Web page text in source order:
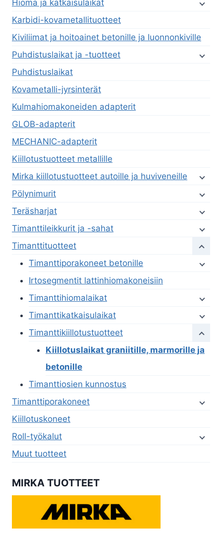
Hioma ja katkaisulaikat
Karbidi-kovametallituotteet
Kiviliimat ja hoitoainet betonille ja luonnonkiville
Puhdistuslaikat ja -tuotteet
Puhdistuslaikat
Kovametalli-jyrsinterät
Kulmahiomakoneiden adapterit
GLOB-adapterit
MECHANIC-adapterit
Kiillotustuotteet metallille
Mirka kiillotustuotteet autoille ja huviveneille
Pölynimurit
Teräsharjat
Timanttileikkurit ja -sahat
Timanttituotteet
Timanttiporakoneet betonille
Irtosegmentit lattinhiomakoneisiin
Timanttihiomalaikat
Timanttikatkaisulaikat
Timanttikiillotustuotteet
Kiillotuslaikat graniitille, marmorille ja
betonille
Timanttiosien kunnostus
Timanttiporakoneet
Kiillotuskoneet
Roll-työkalut
Muut tuotteet
MIRKA TUOTTEET